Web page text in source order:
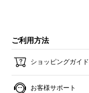
ご利用方法
ショッピングガイド
お客様サポート